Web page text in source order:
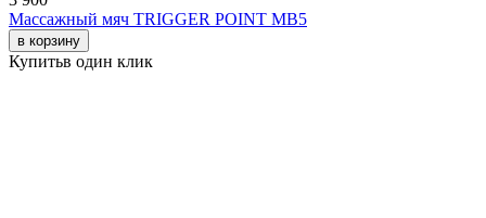
Массажный мяч TRIGGER POINT MB5
в корзину
Купитьв один клик